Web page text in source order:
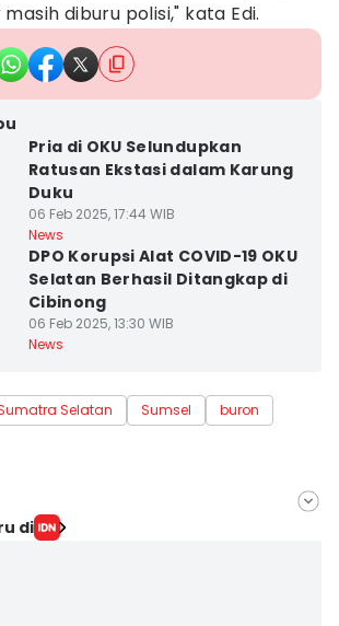
diburu polisi," kata Edi.
Pria di OKU Selundupkan
Ratusan Ekstasi dalam Karung
Duku
06 Feb 2025, 17:44 WIB
News
DPO Korupsi Alat COVID-19 OKU
Selatan Berhasil Ditangkap di
Cibinong
06 Feb 2025, 13:30 WIB
News
Selatan Sumsel
buron
di